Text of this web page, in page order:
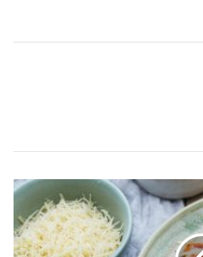
G
o
c